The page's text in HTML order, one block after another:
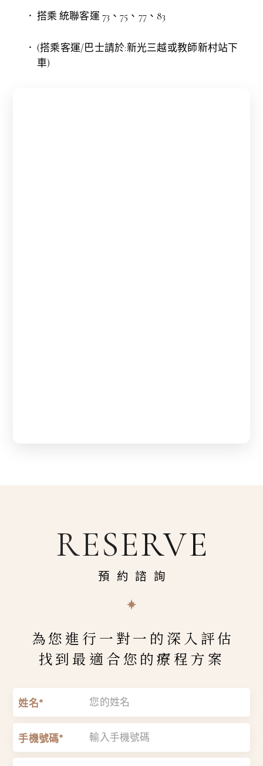
搭乘 統聯客運 73、75、77、83
(搭乘客運/巴士請於:新光三越或教師新村站下
車)
RESERVE
預約諮詢
為您進行一對一的深入評估
找到最適合您的療程方案
姓名*
手機號碼*